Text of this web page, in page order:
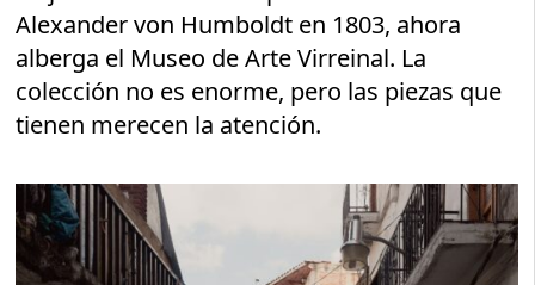
Alexander von Humboldt en 1803, ahora
alberga el Museo de Arte Virreinal. La
colección no es enorme, pero las piezas que
tienen merecen la atención.